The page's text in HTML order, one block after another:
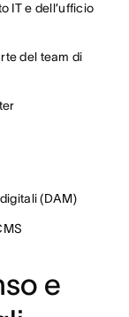
IT e dell’ufficio
del team di
(DAM)
e